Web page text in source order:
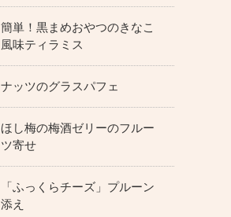
簡単！黒まめおやつのきなこ
風味ティラミス
ナッツのグラスパフェ
ほし梅の梅酒ゼリーのフルー
ツ寄せ
「ふっくらチーズ」プルーン
添え